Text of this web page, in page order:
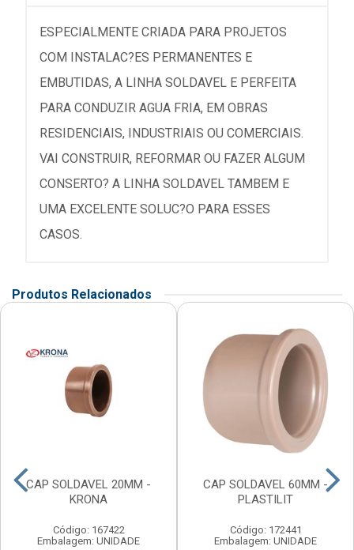
ESPECIALMENTE CRIADA PARA PROJETOS
COM INSTALAC?ES PERMANENTES E
EMBUTIDAS, A LINHA SOLDAVEL E PERFEITA
PARA CONDUZIR AGUA FRIA, EM OBRAS
RESIDENCIAIS, INDUSTRIAIS OU COMERCIAIS.
VAI CONSTRUIR, REFORMAR OU FAZER ALGUM
CONSERTO? A LINHA SOLDAVEL TAMBEM E
UMA EXCELENTE SOLUC?O PARA ESSES
CASOS.
Produtos Relacionados
CAP SOLDAVEL 20MM -
KRONA
Código: 167422
Embalagem: UNIDADE
CAP SOLDAVEL 60MM -
PLASTILIT
Código: 172441
Embalagem: UNIDADE